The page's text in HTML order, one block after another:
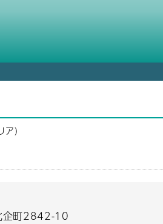
）
企町2842-10